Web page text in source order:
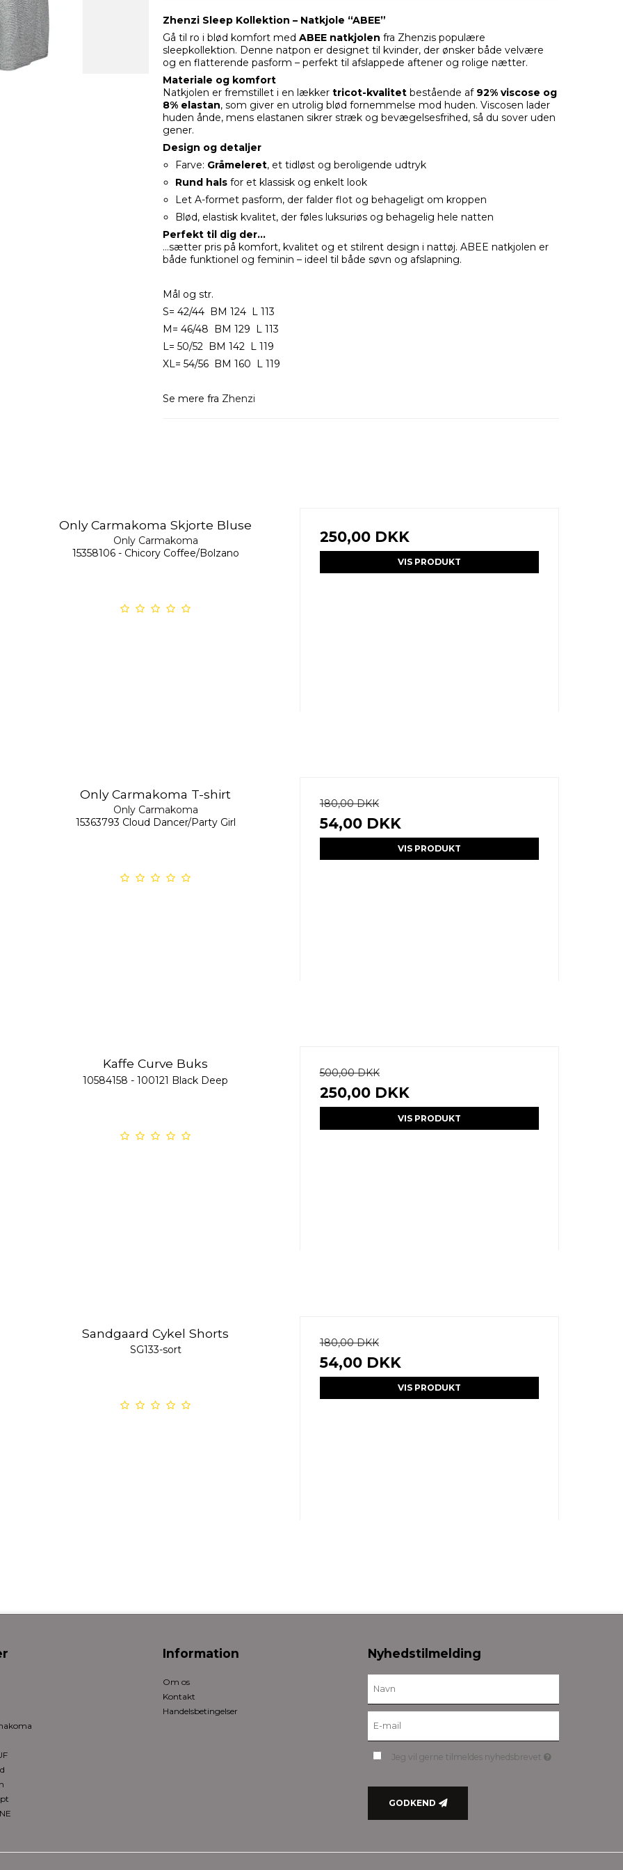
Zhenzi Sleep Kollektion – Natkjole “ABEE”
Gå til ro i blød komfort med ABEE natkjolen fra Zhenzis populære
sleepkollektion. Denne natpon er designet til kvinder, der ønsker både velvære
og en flatterende pasform – perfekt til afslappede aftener og rolige nætter.
Materiale og komfort
Natkjolen er fremstillet i en lækker tricot-kvalitet bestående af 92% viscose og
8% elastan, som giver en utrolig blød fornemmelse mod huden. Viscosen lader
huden ånde, mens elastanen sikrer stræk og bevægelsesfrihed, så du sover uden
gener.
Design og detaljer
Farve: Gråmeleret, et tidløst og beroligende udtryk
Rund halsfor et klassisk og enkelt look
Let A-formet pasform, der falder flot og behageligt om kroppen
Blød, elastisk kvalitet, der føles luksuriøs og behagelig hele natten
Perfekt til dig der…
…sætter pris på komfort, kvalitet og et stilrent design i nattøj. ABEE natkjolen er
både funktionel og feminin – ideel til både søvn og afslapning.
Mål og str.
S= 42/44 BM 124 L 113
M= 46/48 BM 129 L 113
L= 50/52 BM 142 L 119
XL= 54/56 BM 160 L 119
Se mere fra Zhenzi
Only Carmakoma Skjorte Bluse
Only Carmakoma
15358106 - Chicory Coffee/Bolzano
250,00 DKK
VIS PRODUKT
Only Carmakoma T-shirt
Only Carmakoma
15363793 Cloud Dancer/Party Girl
180,00 DKK
54,00 DKK
VIS PRODUKT
Kaffe Curve Buks
10584158 - 100121 Black Deep
500,00 DKK
250,00 DKK
VIS PRODUKT
Sandgaard Cykel Shorts
SG133-sort
180,00 DKK
54,00 DKK
VIS PRODUKT
Information
Om os
Kontakt
Handelsbetingelser
Nyhedstilmelding
Jeg vil gerne tilmeldes nyhedsbrevet
GODKEND